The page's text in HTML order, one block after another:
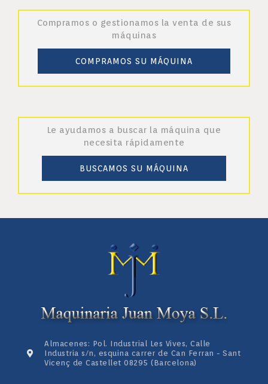
Compramos o gestionamos la venta de sus
máquinas
COMPRAMOS SU MÁQUINA
Le ayudamos a buscar la máquina que
necesita rápidamente
BUSCAMOS SU MÁQUINA
Almacenes: Pol. Industrial Les Vives, Calle
Industria s/n, esquina carrer de Can Ferran - Sant
Vicenç de Castellet 08295 (Barcelona)